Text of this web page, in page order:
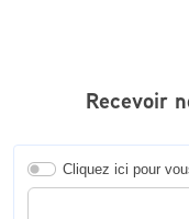
Recevoir
Cliquez ici pour
Entrer votre adresse